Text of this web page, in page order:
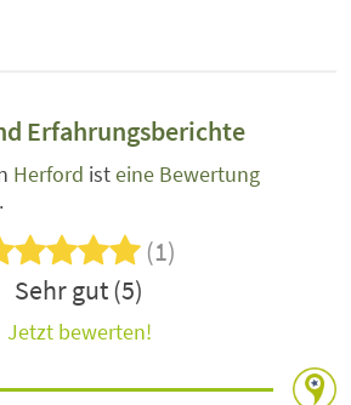
Erfahrungsberichte
Herford isteine Bewertung
(1)
Sehr gut (5)
Jetzt bewerten!